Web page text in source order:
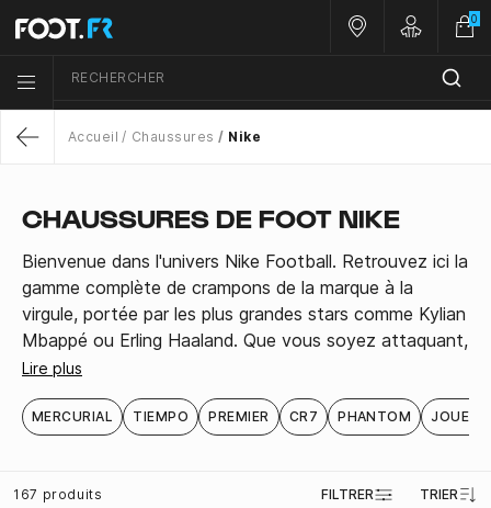
Menu list icon
RECHERCHER
Nos magasins
Customer
0
Accueil Chaussures Nike
CHAUSSURES DE FOOT NIKE
Bienvenue dans l'univers Nike Football. Retrouvez ici la
gamme complète de crampons de la marque à la
virgule, portée par les plus grandes stars comme Kylian
Mbappé ou Erling Haaland. Que vous soyez attaquant,
milieu ou défenseur, il y a une chaussure Nike conçue
de balle.
Lire plus
MERCURIAL TIEMPO PREMIER CR7 PHANTOM
167 produits FILTRER TRIER